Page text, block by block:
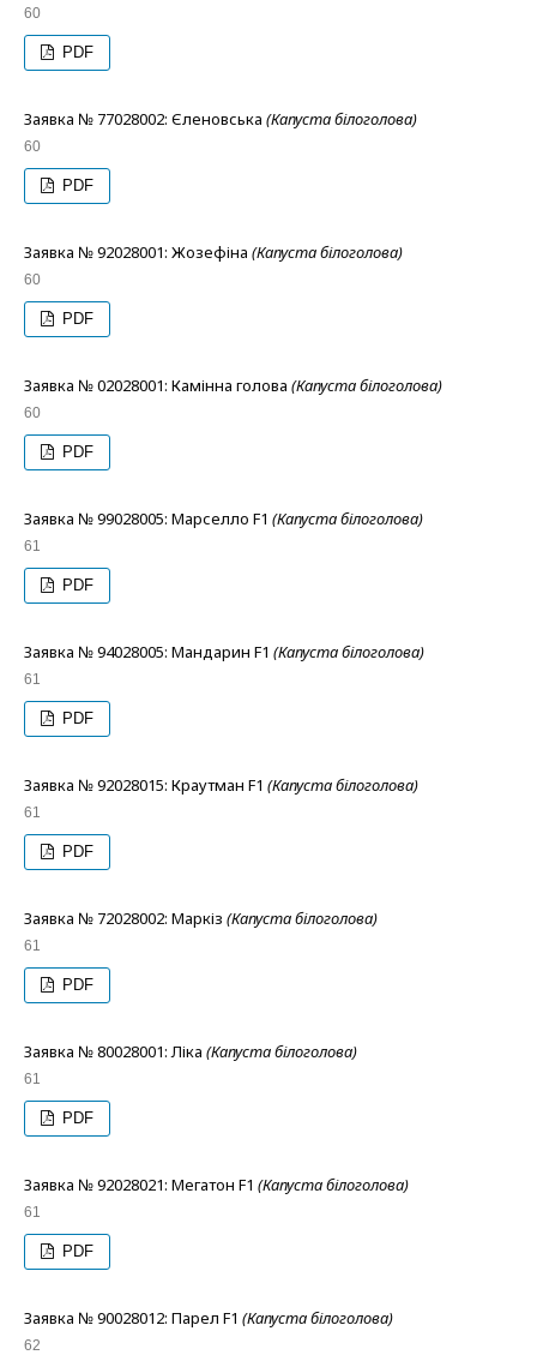
60
PDF
Заявка № 77028002: Єленовська (Капуста білоголова)
60
PDF
Заявка № 92028001: Жозефіна (Капуста білоголова)
60
PDF
Заявка № 02028001: Камінна голова (Капуста білоголова)
60
PDF
Заявка № 99028005: Марселло F1 (Капуста білоголова)
61
PDF
Заявка № 94028005: Мандарин F1 (Капуста білоголова)
61
PDF
Заявка № 92028015: Краутман F1 (Капуста білоголова)
61
PDF
Заявка № 72028002: Маркіз (Капуста білоголова)
61
PDF
Заявка № 80028001: Ліка (Капуста білоголова)
61
PDF
Заявка № 92028021: Мегатон F1 (Капуста білоголова)
61
PDF
Заявка № 90028012: Парел F1 (Капуста білоголова)
62